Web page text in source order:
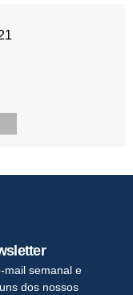
mail semanal e
dos nossos